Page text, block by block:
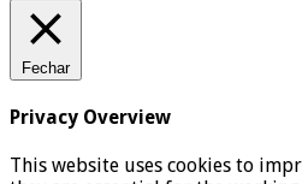
Fechar
Privacy Overview
This website uses cookies to